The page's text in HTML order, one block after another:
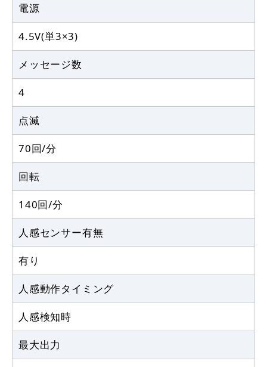
電源
4.5V(単3×3)
メッセージ数
4
点滅
70回/分
回転
140回/分
人感センサー有無
有り
人感動作タイミング
人感検知時
最大出力